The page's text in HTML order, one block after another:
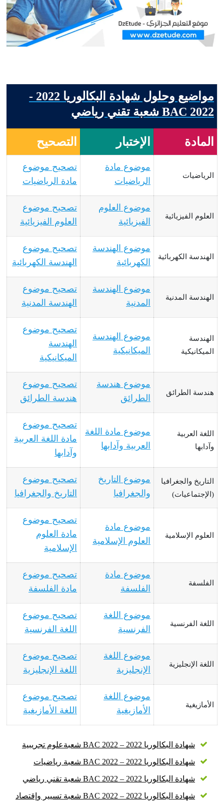
مواضيع وحلول شهادة البكالوريا 2022 -
BAC 2022 شعبة تقني رياضي
المادة الإختبار التصحيح
الرياضيات
موضوع مادة
الرياضيات
تصحيح موضوع
مادة الرياضيات
العلوم الفيزيائية
موضوع العلوم
الفيزيائية
تصحيح موضوع
العلوم الفيزيائية
الهندسة الكهربائية
موضوع الهندسة
الكهربائية
تصحيح موضوع
الهندسة الكهربائية
الهندسة المدنية
موضوع الهندسة
المدنية
تصحيح موضوع
الهندسة المدنية
الهندسة
الميكانيكية
موضوع الهندسة
الميكانيكية
تصحيح موضوع
الهندسة
الميكانيكية
هندسة الطرائق
موضوع هندسة
الطرائق
تصحيح موضوع
هندسة الطرائق
اللغة العربية
وآدابها
موضوع مادة اللغة
العربية وآدابها
تصحيح موضوع
مادة اللغة العربية
وآدابها
التاريخ والجغرافيا
(الإجتماعيات)
موضوع التاريخ
والجغرافيا
تصحيح موضوع
التاريخ والجغرافيا
العلوم الإسلامية
موضوع مادة
العلوم الإسلامية
تصحيح موضوع
مادة العلوم
الإسلامية
الفلسفة
موضوع مادة
الفلسفة
تصحيح موضوع
مادة الفلسفة
اللغة الفرنسية
موضوع اللغة
الفرنسية
تصحيح موضوع
اللغة الفرنسية
اللغة الإنجليزية
موضوع اللغة
الإنجليزية
تصحيح موضوع
اللغة الإنجليزية
الأمازيغية
موضوع اللغة
الأمازيغية
تصحيح موضوع
اللغة الأمازيغية
شهادة البكالوريا 2022 – BAC 2022 شعبةعلوم تجريبية
شهادة البكالوريا 2022 – BAC 2022 شعبة رياضيات
شهادة البكالوريا 2022 – BAC 2022 شعبة تقني رياضي
شهادة البكالوريا 2022 – BAC 2022 شعبة تسيير وإقتصاد